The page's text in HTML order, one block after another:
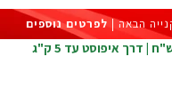
לפרטים נוספים